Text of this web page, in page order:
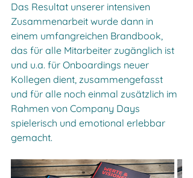
Das Resultat unserer intensiven
Zusammenarbeit wurde dann in
einem umfangreichen Brandbook,
das für alle Mitarbeiter zugänglich ist
und u.a. für Onboardings neuer
Kollegen dient, zusammengefasst
und für alle noch einmal zusätzlich im
Rahmen von Company Days
spielerisch und emotional erlebbar
gemacht.